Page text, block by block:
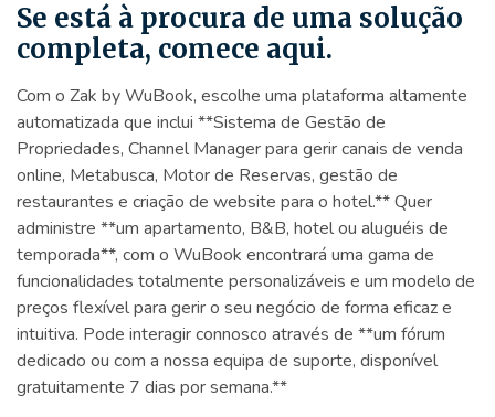
Se está à procura de uma solução
completa, comece aqui.
Com o Zak by WuBook, escolhe uma plataforma altamente
automatizada que inclui **Sistema de Gestão de
Propriedades, Channel Manager para gerir canais de venda
online, Metabusca, Motor de Reservas, gestão de
restaurantes e criação de website para o hotel.** Quer
administre **um apartamento, B&B, hotel ou aluguéis de
temporada**, com o WuBook encontrará uma gama de
funcionalidades totalmente personalizáveis e um modelo de
preços flexível para gerir o seu negócio de forma eficaz e
intuitiva. Pode interagir connosco através de **um fórum
dedicado ou com a nossa equipa de suporte, disponível
gratuitamente 7 dias por semana.**